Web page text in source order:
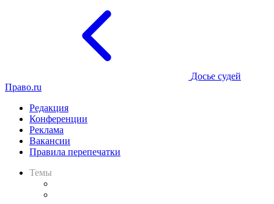
Досье судей
Право.ru
Редакция
Конференции
Реклама
Вакансии
Правила перепечатки
Темы